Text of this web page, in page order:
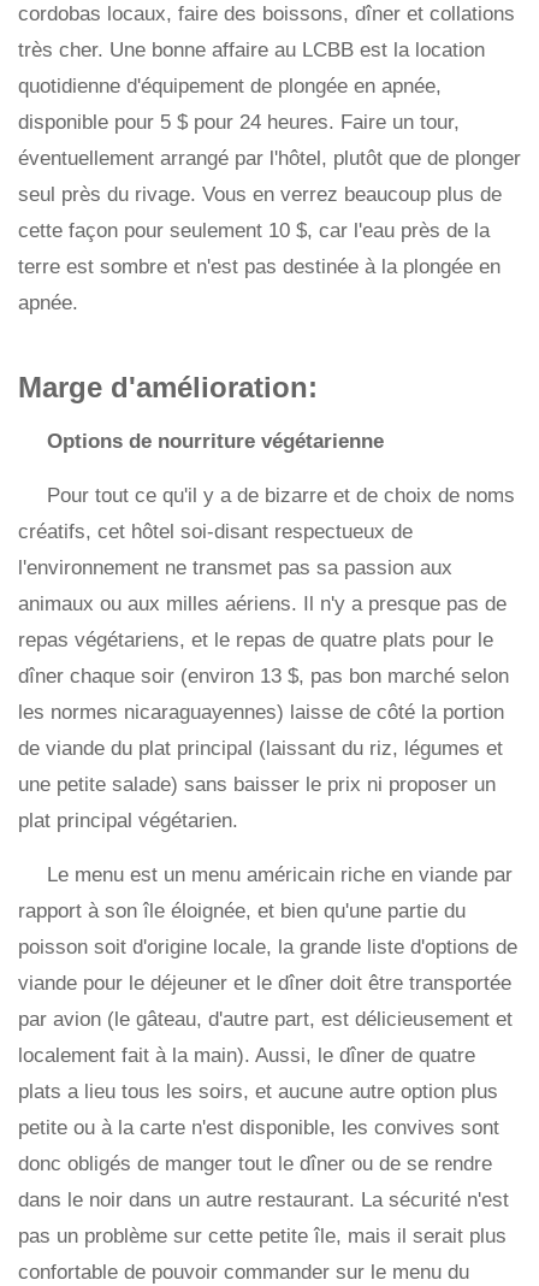
cordobas locaux, faire des boissons, dîner et collations
très cher. Une bonne affaire au LCBB est la location
quotidienne d'équipement de plongée en apnée,
disponible pour 5 $ pour 24 heures. Faire un tour,
éventuellement arrangé par l'hôtel, plutôt que de plonger
seul près du rivage. Vous en verrez beaucoup plus de
cette façon pour seulement 10 $, car l'eau près de la
terre est sombre et n'est pas destinée à la plongée en
apnée.
Marge d'amélioration:
Options de nourriture végétarienne
Pour tout ce qu'il y a de bizarre et de choix de noms
créatifs, cet hôtel soi-disant respectueux de
l'environnement ne transmet pas sa passion aux
animaux ou aux milles aériens. Il n'y a presque pas de
repas végétariens, et le repas de quatre plats pour le
dîner chaque soir (environ 13 $, pas bon marché selon
les normes nicaraguayennes) laisse de côté la portion
de viande du plat principal (laissant du riz, légumes et
une petite salade) sans baisser le prix ni proposer un
plat principal végétarien.
Le menu est un menu américain riche en viande par
rapport à son île éloignée, et bien qu'une partie du
poisson soit d'origine locale, la grande liste d'options de
viande pour le déjeuner et le dîner doit être transportée
par avion (le gâteau, d'autre part, est délicieusement et
localement fait à la main). Aussi, le dîner de quatre
plats a lieu tous les soirs, et aucune autre option plus
petite ou à la carte n'est disponible, les convives sont
donc obligés de manger tout le dîner ou de se rendre
dans le noir dans un autre restaurant. La sécurité n'est
pas un problème sur cette petite île, mais il serait plus
confortable de pouvoir commander sur le menu du